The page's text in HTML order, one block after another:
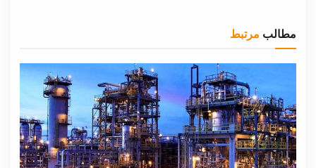
مطالب مرتبط